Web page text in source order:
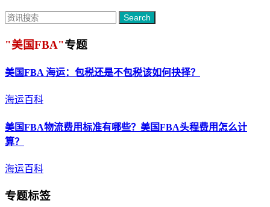
Search
"美国FBA"专题
美国FBA 海运：包税还是不包税该如何抉择？
海运百科
美国FBA物流费用标准有哪些？ 美国FBA头程费用怎么计
算？
海运百科
专题标签